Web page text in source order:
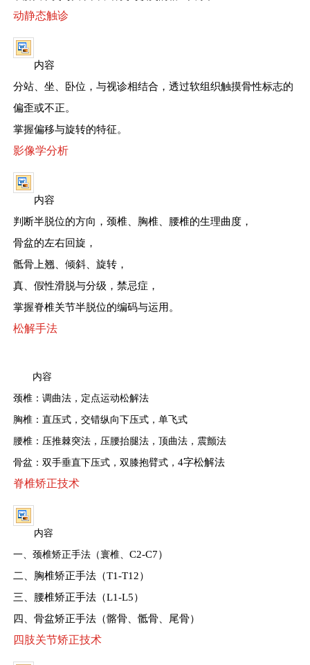
动静态触诊
内容
分站、坐、卧位，与视诊相结合，透过软组织触摸骨性标志的
偏歪或不正。
掌握偏移与旋转的特征。
影像学分析
内容
判断半脱位的方向，颈椎、胸椎、腰椎的生理曲度，
骨盆的左右回旋，
骶骨上翘、倾斜、旋转，
真、假性滑脱与分级，禁忌症，
掌握脊椎关节半脱位的编码与运用。
松解手法
内容
颈椎：调曲法，定点运动松解法
胸椎：直压式，交错纵向下压式，单飞式
腰椎：压推棘突法，压腰抬腿法，顶曲法，震颤法
骨盆：双手垂直下压式，双膝抱臂式， 4字松解法
脊椎矫正技术
内容
一、颈椎矫正手法（寰椎、 C2-C7）
二、胸椎矫正手法（T1-T12）
三、腰椎矫正手法（L1-L5）
四、骨盆矫正手法（髂骨、骶骨、尾骨）
四肢关节矫正技术